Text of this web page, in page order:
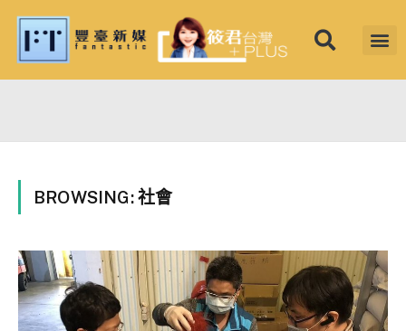
BROWSING:社會